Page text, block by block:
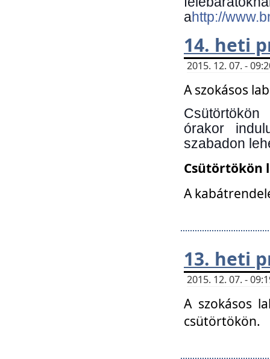
ahttp://
14. heti
2015. 12. 07. -
A szokásos
órakor
szabadon
Csütörtökön
A
13. heti
2015. 12. 07. -
A szokásos
csütörtökön.